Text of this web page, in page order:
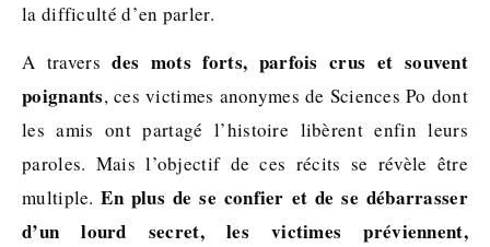
la difficulté d’en parler.
A traversdes mots forts, parfois crus et souvent
poignants, ces victimes anonymes de Sciences Po dont
les amis ont partagé l’histoire libèrent enfin leurs
paroles. Mais l’objectif de ces récits se révèle être
multiple. En plus de se confier et de se débarrasser
d’un lourd secret, les victimes préviennent,